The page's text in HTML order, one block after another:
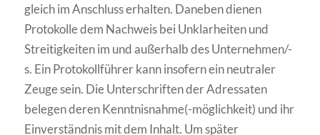
gleich im Anschluss erhalten. Daneben dienen
Protokolle dem Nachweis bei Unklarheiten und
Streitigkeiten im und außerhalb des Unternehmen/-
s. Ein Protokollführer kann insofern ein neutraler
Zeuge sein. Die Unterschriften der Adressaten
belegen deren Kenntnisnahme(-möglichkeit) und ihr
Einverständnis mit dem Inhalt. Um später